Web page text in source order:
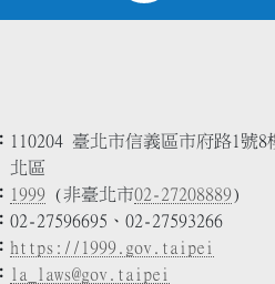
110204 臺北市信義區市府路1號8
北區
1999 (非臺北市02-27208889)
02-27596695、02-27593266
https://1999.gov.taipei
la_laws@gov.taipei